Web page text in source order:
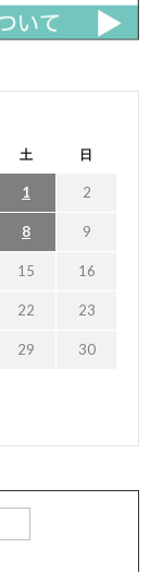
土 日
1 2
8 9
15 16
22 23
29 30